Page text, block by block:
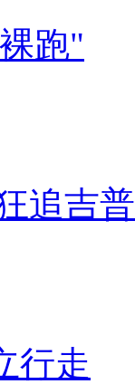
跑"
追吉
行走